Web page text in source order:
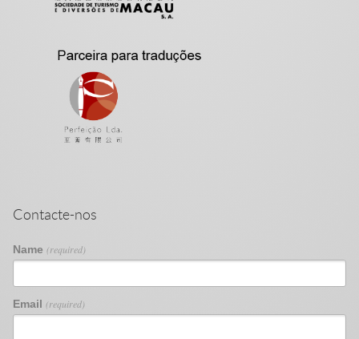
Contacte-nos
Name (required)
Email (required)